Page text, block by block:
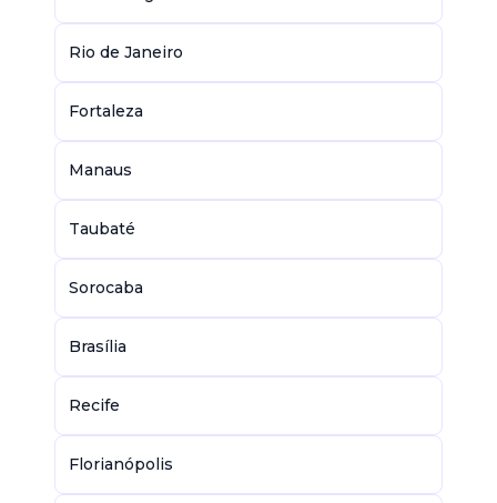
Rio de Janeiro
Fortaleza
Manaus
Taubaté
Sorocaba
Brasília
Recife
Florianópolis